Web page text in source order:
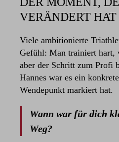
VERÄNDERT HAT
Viele ambitionierte
Gefühl: Man trainiert hart,
aber der Schritt zum Profi
Hannes war es ein
Wendepunkt markiert hat.
Wann war für dich
Weg?